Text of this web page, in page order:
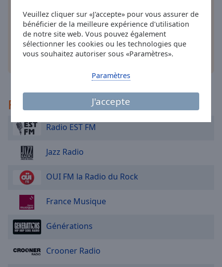
Veuillez cliquer sur «J'accepte» pour vous assurer de
bénéficier de la meilleure expérience d'utilisation
de notre site web. Vous pouvez également
sélectionner les cookies ou les technologies que
vous souhaitez autoriser sous «Paramètres».
J'accepte
Paramètres
Opacity
Caption
Font
Family
soyez!
autres options
Recommandé
Radio EST FM
Jazz Radio
OUI FM la Radio du Rock
France Musique
Générations
Crooner Radio